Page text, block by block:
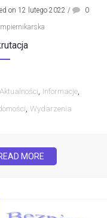
on 12 lutego 2022 /
0
mpiernikarska
Aktualności, Informacje,
, Wydarzenia
MORE